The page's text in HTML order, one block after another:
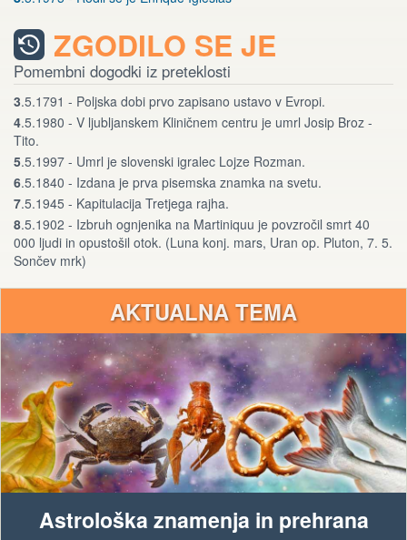
ZGODILO SE JE
Pomembni dogodki iz preteklosti
3.5.1791 - Poljska dobi prvo zapisano ustavo v Evropi.
4.5.1980 - V ljubljanskem Kliničnem centru je umrl Josip Broz -
Tito.
5.5.1997 - Umrl je slovenski igralec Lojze Rozman.
6.5.1840 - Izdana je prva pisemska znamka na svetu.
7.5.1945 - Kapitulacija Tretjega rajha.
8.5.1902 - Izbruh ognjenika na Martiniquu je povzročil smrt 40
000 ljudi in opustošil otok. (Luna konj. mars, Uran op. Pluton, 7. 5.
Sončev mrk)
AKTUALNA TEMA
Astrološka znamenja in prehrana